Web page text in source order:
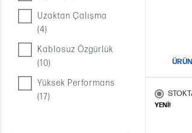
Uzaktan Çalışma
(4)
Kablosuz Özgürlük
(10)
Yüksek Performans
(17)
YENİ!